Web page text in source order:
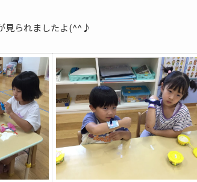
見られましたよ(^^♪